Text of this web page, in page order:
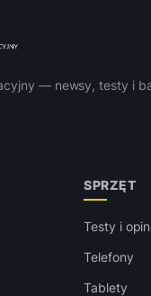
— newsy, testy i
SPRZĘT
Testy i
Telefony
Tablety